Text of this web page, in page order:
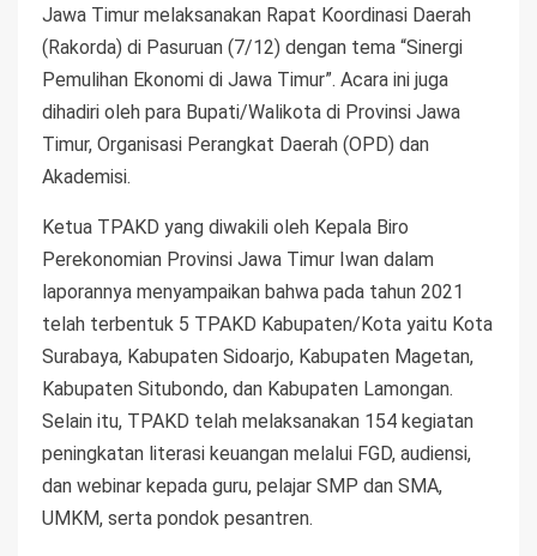
Jawa Timur melaksanakan Rapat Koordinasi Daerah
(Rakorda) di Pasuruan (7/12) dengan tema “Sinergi
Pemulihan Ekonomi di Jawa Timur”. Acara ini juga
dihadiri oleh para Bupati/Walikota di Provinsi Jawa
Timur, Organisasi Perangkat Daerah (OPD) dan
Akademisi.
Ketua TPAKD yang diwakili oleh Kepala Biro
Perekonomian Provinsi Jawa Timur Iwan dalam
laporannya menyampaikan bahwa pada tahun 2021
telah terbentuk 5 TPAKD Kabupaten/Kota yaitu Kota
Surabaya, Kabupaten Sidoarjo, Kabupaten Magetan,
Kabupaten Situbondo, dan Kabupaten Lamongan.
Selain itu, TPAKD telah melaksanakan 154 kegiatan
peningkatan literasi keuangan melalui FGD, audiensi,
dan webinar kepada guru, pelajar SMP dan SMA,
UMKM, serta pondok pesantren.